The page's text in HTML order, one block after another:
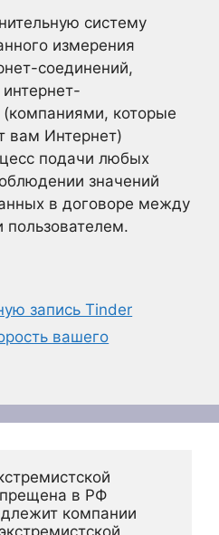
систему
измерения
соединений,
которые
вам Интернет)
подачи любых
значений
в договоре между
запись Tinder
вашего
в РФ
компании